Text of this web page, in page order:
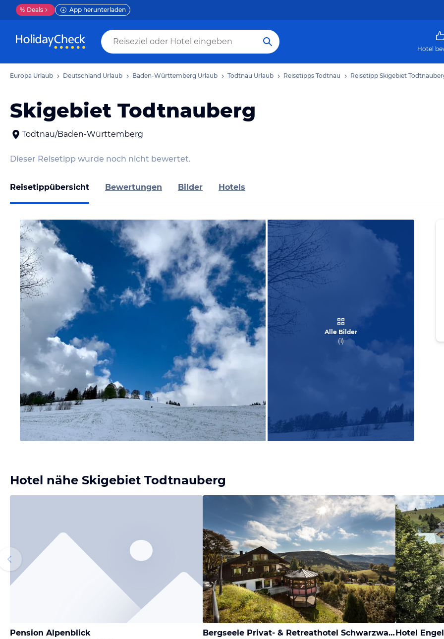
% Deals App herunterladen
Hotel
Europa Urlaub Deutschland Urlaub Baden-Württemberg Urlaub Todtnau Urlaub Reisetipps Todtnau Reisetipp Skigebiet
Skigebiet Todtnauberg
Todtnau/Baden-Württemberg
Dieser Reisetipp wurde noch nicht bewertet.
Reisetippübersicht Bewertungen Bilder Hotels
Alle Bilder
(1)
Hotel nähe Skigebiet Todtnauberg
Pension Alpenblick Bergseele Privat- & Retreathotel SchwarzwaldHotel